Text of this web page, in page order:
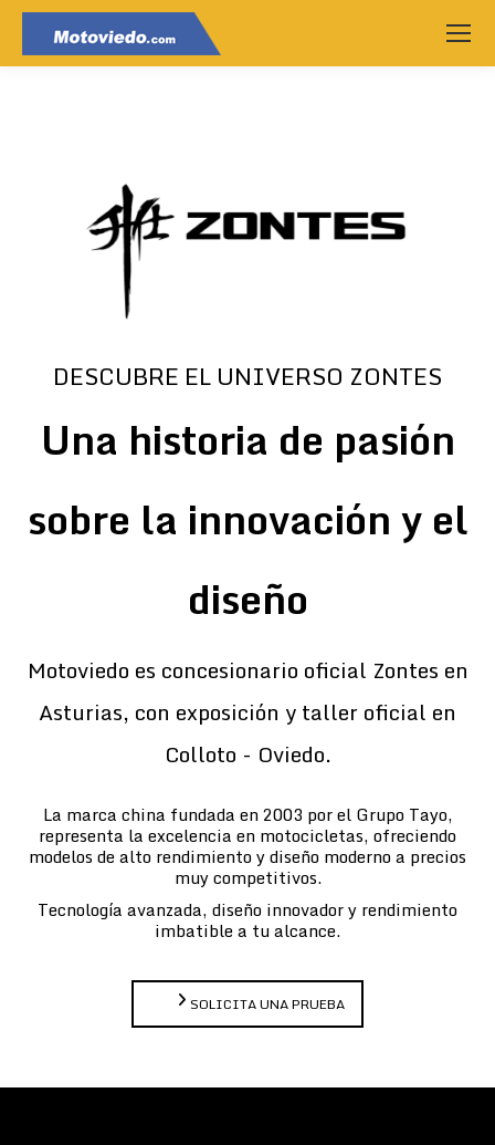
DESCUBRE EL UNIVERSO ZONTES
Una historia de pasión
sobre la innovación y el
diseño
Motoviedo es concesionario oficial Zontes en
Asturias, con exposición y taller oficial en
Colloto - Oviedo.
La marca china fundada en 2003 por el Grupo Tayo,
representa la excelencia en motocicletas, ofreciendo
modelos de alto rendimiento y diseño moderno a precios
muy competitivos.
Tecnología avanzada, diseño innovador y rendimiento
imbatible a tu alcance.
SOLICITA UNA PRUEBA